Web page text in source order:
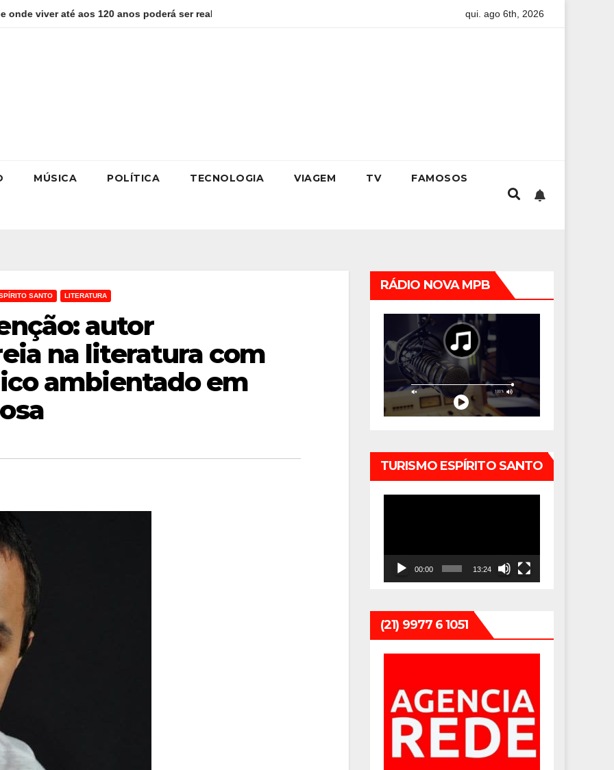
120 anos poderá ser realidade Como estudar para o Enem: guia completo para conquistar a vaga na universidade
qui. ago 6th, 2026
MÚSICA POLÍTICA TECNOLOGIA VIAGEM TV FAMOSOS
SANTO LITERATURA
autor
na literatura com
ambientado em
RÁDIO NOVA MPB
TURISMO ESPÍRITO SANTO
00:00 13:24
(21) 9977 6 1051